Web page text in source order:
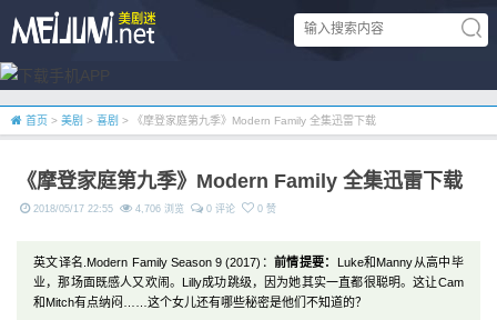
首页 > 美剧 > 喜剧 > 《摩登家庭第九季》Modern Family 全集迅雷下载
《摩登家庭第九季》Modern Family 全集迅雷下载
2018/05/17 22:55 4,706 浏览 0 评论 0 赞
英文译名.Modern Family Season 9 (2017)：前情提要：
Luke和Manny从高中毕
业，那场面既感人又欢闹。Lilly成功跳级，因为她其实一直都很聪明。这让Cam
和Mitch有点纳闷……这个女儿还有哪些秘密是他们不知道的？